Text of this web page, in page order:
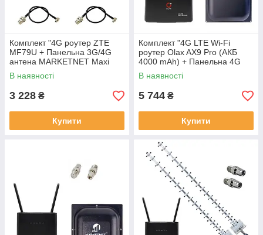
Комплект "4G роутер ZTE
MF79U + Панельна 3G/4G
антена MARKETNET Maxi
MIMO 22 dBi 824-960
МГц/1700-2700 МГц"
В наявності
3 228 ₴
Купити
Комплект "4G LTE Wi-Fi
роутер Olax AX9 Pro (АКБ
4000 mAh) + Панельна 4G
антена MARKETNET Maxi
MIMO 22 дБ"
В наявності
5 744 ₴
Купити